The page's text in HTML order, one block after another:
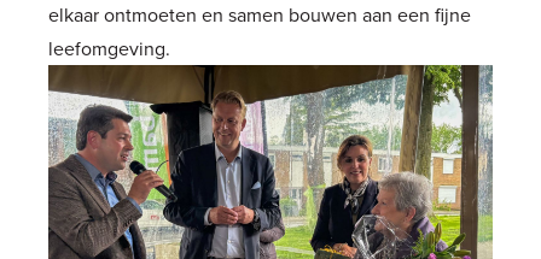
elkaar ontmoeten en samen bouwen aan een fijne
leefomgeving.